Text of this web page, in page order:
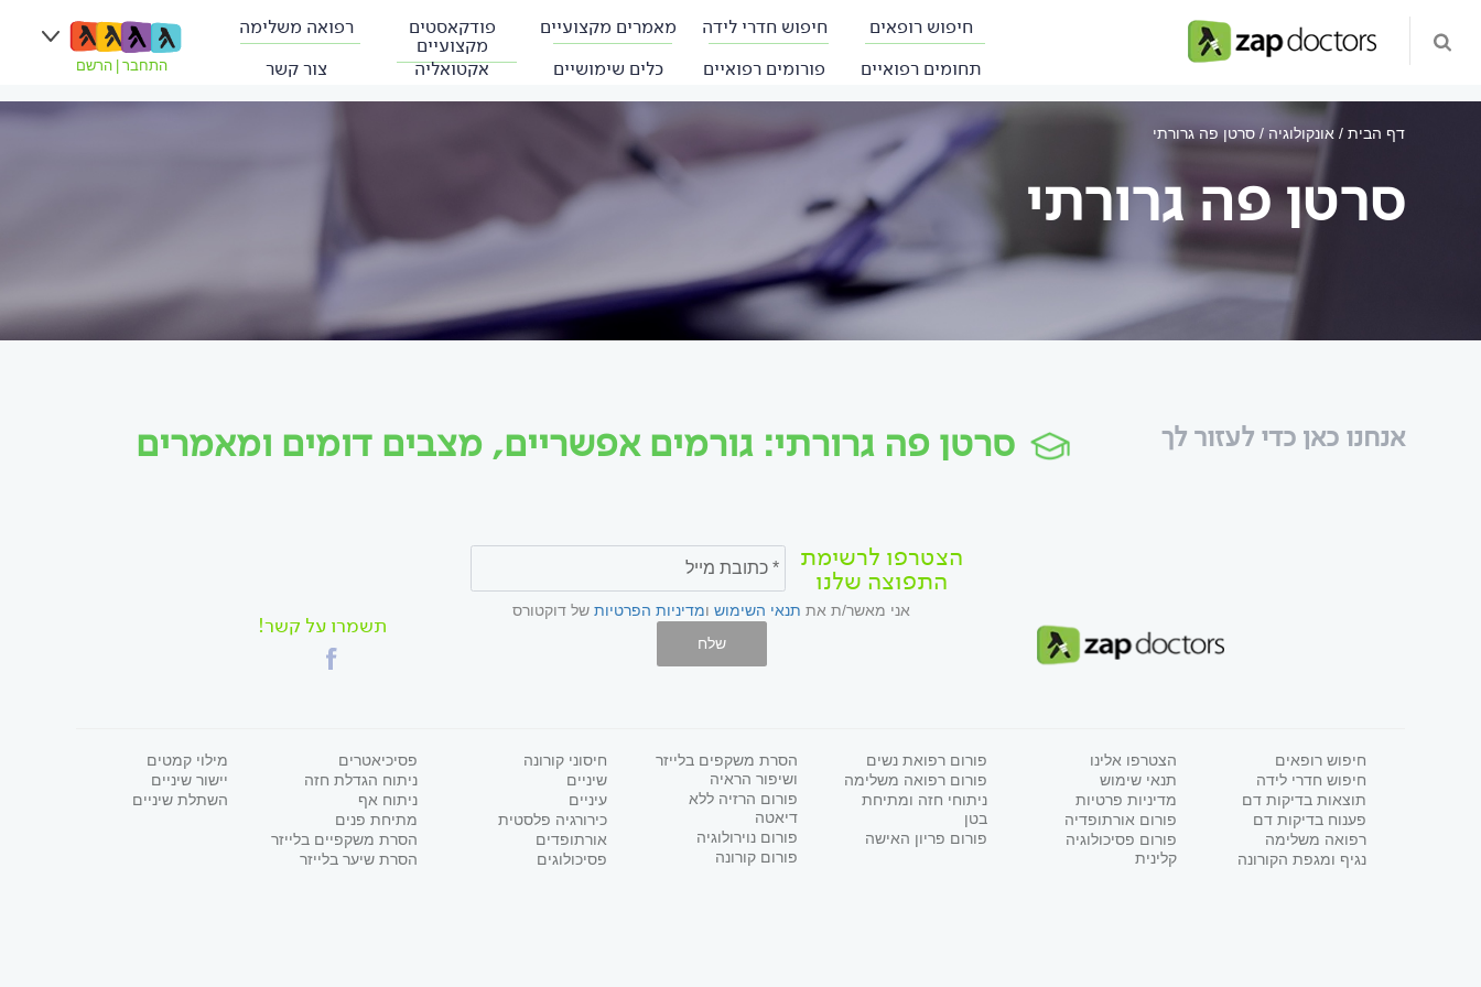
חיפוש רופאים חיפוש חדרי לידה מאמרים מקצועיים פודקאסטים
מקצועיים
רפואה משלימה
תחומים רפואיים
פורומים רפואיים כלים שימושיים אקטואליה צור קשר התחבר הרשם
דף הבית אונקולוגיה סרטן פה גרורתי
סרטן פה גרורתי
אנחנו כאן כדי לעזור לך סרטן פה גרורתי: גורמים אפשריים, מצבים דומים ומאמרים
הצטרפו לרשימת
התפוצה שלנו
אני מאשר/ת את תנאי השימוש ומדיניות הפרטיות של דוקטורס
שלח
תשמרו על קשר!
חיפוש רופאים
חיפוש חדרי לידה
תוצאות בדיקות דם
פענוח בדיקות דם
רפואה משלימה
נגיף ומגפת הקורונה
הצטרפו אלינו
תנאי שימוש
מדיניות פרטיות
פורום אורתופדיה
פורום פסיכולוגיה
קלינית
פורום רפואת נשים
פורום רפואה משלימה
ניתוחי חזה ומתיחת
בטן
פורום פריון האישה
הסרת משקפים בלייזר
ושיפור הראיה
פורום הרזיה ללא
דיאטה
פורום נוירולוגיה
פורום קורונה
חיסוני קורונה
שיניים
עיניים
כירורגיה פלסטית
אורתופדים
פסיכולוגים
פסיכיאטרים
ניתוח הגדלת חזה
ניתוח אף
מתיחת פנים
הסרת משקפיים בלייזר
הסרת שיער בלייזר
מילוי קמטים
יישור שיניים
השתלת שיניים